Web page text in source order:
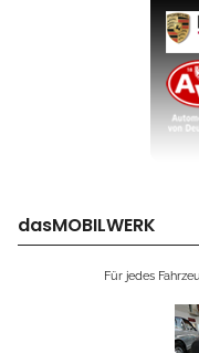
dasMOBILWERK
Für jedes